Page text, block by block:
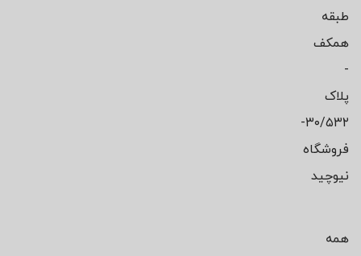
طبقه
همکف
-
پلاک
۳۰/۵۳۲-
فروشگاه
نیوچید
همه